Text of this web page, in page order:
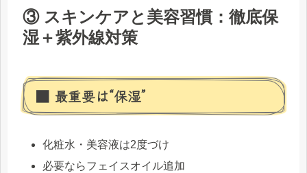
③ スキンケアと美容習慣：徹底保
湿＋紫外線対策
■ 最重要は“保湿”
化粧水・美容液は2度づけ
必要ならフェイスオイル追加